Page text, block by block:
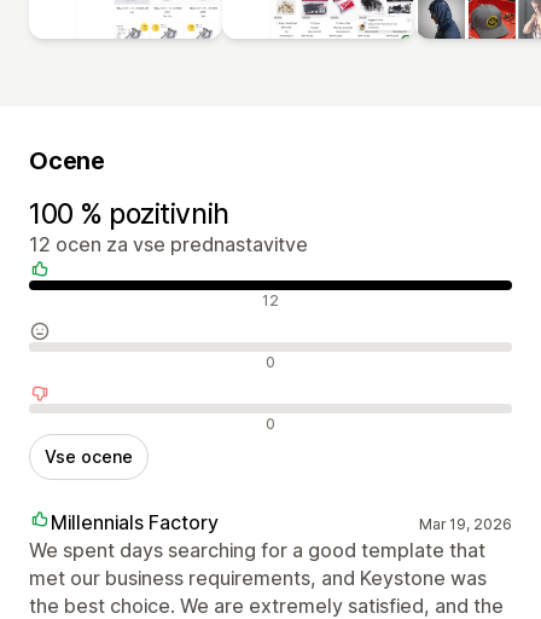
Ocene
100 % pozitivnih
12 ocen za vse prednastavitve
Pozitivne ocene 12
Nevtralne ocene 0
Negativne ocene 0
Vse ocene
Millennials Factory Mar 19, 2026
We spent days searching for a good template that
met our business requirements, and Keystone was
the best choice. We are extremely satisfied, and the